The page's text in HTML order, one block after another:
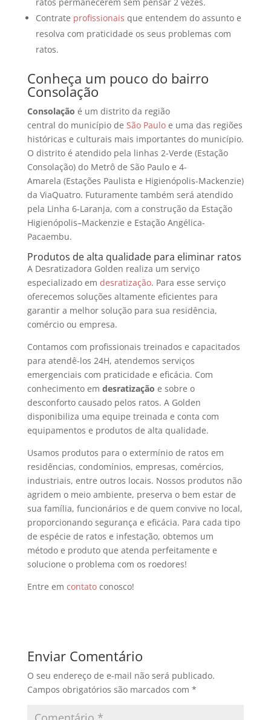
Contrate profissionais que entendem do assunto e
resolva com praticidade os seus problemas com
ratos.
Conheça um pouco do bairro
Consolação
Consolação é um distrito da região
central do município de São Pauloe uma das regiões
históricas e culturais mais importantes do município.
O distrito é atendido pela linhas 2-Verde (Estação
Consolação) do Metrô de São Paulo e 4-
Amarela (Estações Paulista e Higienópolis-Mackenzie)
da ViaQuatro. Futuramente também será atendido
pela Linha 6-Laranja, com a construção da Estação
Higienópolis–Mackenzie e Estação Angélica-
Pacaembu.
Produtos de alta qualidade para eliminar ratos
A Desratizadora Golden realiza um serviço
especializado em desratização. Para esse serviço
oferecemos soluções altamente eficientes para
garantir a melhor solução para sua residência,
comércio ou empresa.
Contamos com profissionais treinados e capacitados
para atendê-los 24H, atendemos serviços
emergenciais com praticidade e eficácia. Com
conhecimento em desratização e sobre o
desconforto causado pelos ratos. A Golden
disponibiliza uma equipe treinada e conta com
equipamentos e produtos de alta qualidade.
Usamos produtos para o extermínio de ratos em
residências, condomínios, empresas, comércios,
industriais, entre outros locais. Nossos produtos não
agridem o meio ambiente, preserva o bem estar de
sua família, funcionários e de quem convive no local,
proporcionando segurança e eficácia. Para cada tipo
de espécie de ratos e infestação, obtemos um
método e produto que atenda perfeitamente e
solucione o problema com os roedores!
Entre em contato conosco!
Enviar Comentário
O seu endereço de e-mail não será publicado.
Campos obrigatórios são marcados com *